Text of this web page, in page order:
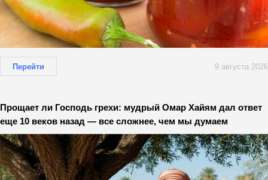
Перейти 9 августа 2026
Прощает ли Господь грехи: мудрый Омар Хайям дал ответ
еще 10 веков назад — все сложнее, чем мы думаем